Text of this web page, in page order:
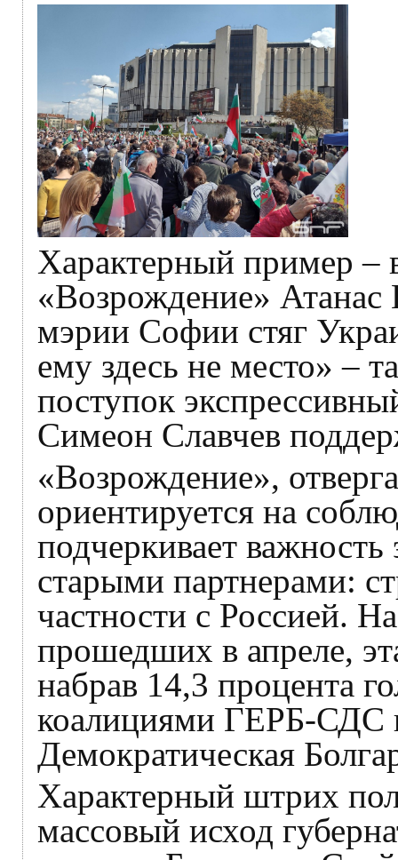
Характерный пример –
«Возрождение»
мэрии Софии стяг
ему здесь не место» –
поступок
Симеон Славчев
«Возрождение»,
ориентируется на
подчеркивает
старыми партнерами:
частности с Россией.
прошедших в апреле,
набрав 14,3 процента
коалициями ГЕРБ-СДС
Демократическая
Характерный штрих
массовый исход